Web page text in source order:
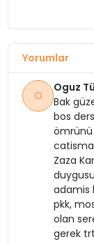
Yorumlar
O
Oguz
Bak
bos
ömrünü
Zaza
adamis
pkk,
olan
gerek